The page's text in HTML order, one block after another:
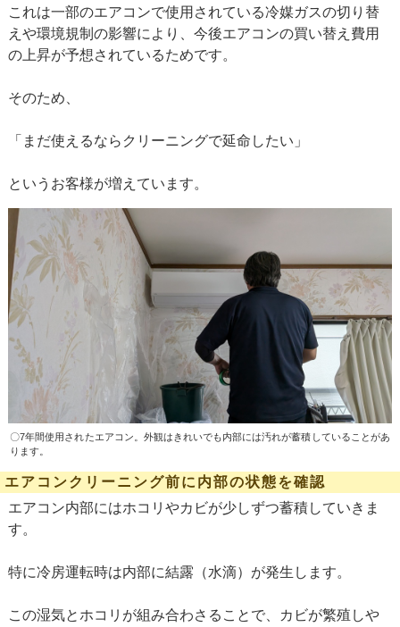
これは一部のエアコンで使用されている冷媒ガスの切り替
えや環境規制の影響により、今後エアコンの買い替え費用
の上昇が予想されているためです。
そのため、
「まだ使えるならクリーニングで延命したい」
というお客様が増えています。
〇7年間使用されたエアコン。外観はきれいでも内部には汚れが蓄積していることがあ
ります。
エアコンクリーニング前に内部の状態を確認
エアコン内部にはホコリやカビが少しずつ蓄積していきま
す。
特に冷房運転時は内部に結露（水滴）が発生します。
この湿気とホコリが組み合わさることで、カビが繁殖しや